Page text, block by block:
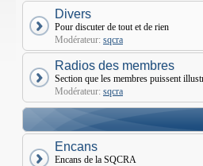
Divers
Pour discuter de tout et de rien
Modérateur: sqcra
Radios des membres
Section que les membres puissent
Modérateur: sqcra
Encans
Encans de la SQCRA